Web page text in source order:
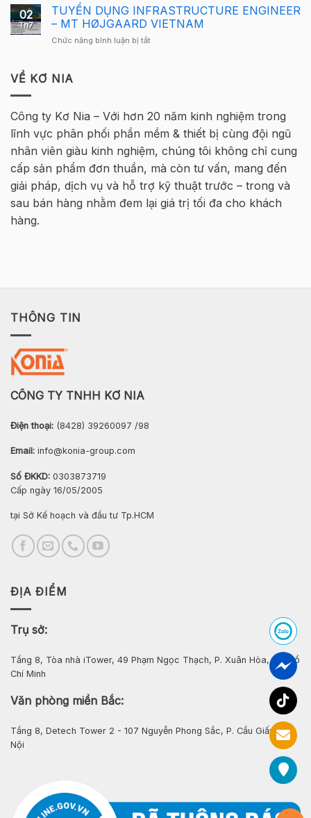
Nam
2026
Hà
2026
quay
lại
báo
tuyển
sinh
–
Bê
Cốt
thép
2026
–
Hà
Nội
02
Th7
TUYỂN DỤNG INFRASTRUCTURE ENGINEER
– MT HØJGAARD VIETNAM
Chức năng bình luận bị tắtở
MT
HØJGAARD
VIETNAM
VỀ KƠ NIA
Công ty Kơ Nia – Với hơn 20 năm kinh nghiệm trong
lĩnh vực phân phối phần mềm & thiết bị cùng đội ngũ
nhân viên giàu kinh nghiệm, chúng tôi không chỉ cung
cấp sản phẩm đơn thuần, mà còn tư vấn, mang đến
giải pháp, dịch vụ và hỗ trợ kỹ thuật trước – trong và
sau bán hàng nhằm đem lại giá trị tối đa cho khách
hàng.
THÔNG TIN
CÔNG TY TNHH KƠ NIA
Điện thoại: (8428) 39260097 /98
Email: info@konia-group.com
Số ĐKKD: 0303873719
Cấp ngày 16/05/2005
tại Sở Kế hoạch và đầu tư Tp.HCM
ĐỊA ĐIỂM
Trụ sở:
Tầng 8, Tòa nhà iTower, 49 Phạm Ngọc Thạch, P. Xuân Hòa, Tp. Hồ
Chí Minh
Văn phòng miền Bắc:
Tầng 8, Detech Tower 2 - 107 Nguyễn Phong Sắc, P. Cầu Giấy, Hà
Nội